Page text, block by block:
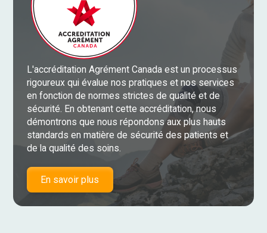
L'accréditation Agrément Canada est un processus
rigoureux qui évalue nos pratiques et nos services
en fonction de normes strictes de qualité et de
sécurité. En obtenant cette accréditation, nous
démontrons que nous répondons aux plus hauts
standards en matière de sécurité des patients et
de la qualité des soins.
En savoir plus